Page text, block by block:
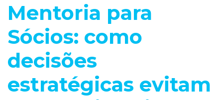
Mentoria para
Sócios: como
decisões
estratégicas evitam